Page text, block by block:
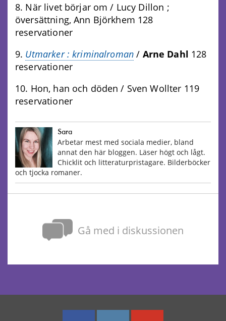
8. När livet börjar om / Lucy Dillon ;
översättning, Ann Björkhem 128
reservationer
9. Utmarker : kriminalroman / Arne Dahl 128
reservationer
10. Hon, han och döden / Sven Wollter 119
reservationer
Sara
Arbetar mest med sociala medier, bland
annat den här bloggen. Läser högt och lågt.
Chicklit och litteraturpristagare. Bilderböcker
och tjocka romaner.
Gå med i diskussionen